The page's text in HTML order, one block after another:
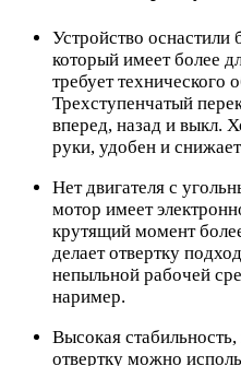
Устройство оснастили
который имеет более
требует технического
Трехступенчатый
вперед, назад и выкл.
руки, удобен и
Нет двигателя с
мотор имеет
крутящий момент
делает отвертку
непыльной рабочей
наример.
Высокая стабильность,
отвертку можно